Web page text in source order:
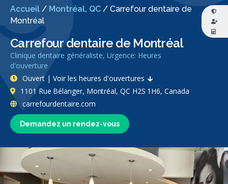
Accueil / Montréal, QC / Carrefour dentaire de
Montréal
Carrefour dentaire de Montréal
Clinique dentaire généraliste, Urgence: Heures
d'ouverture
Demandez un rendez-vous
Ouvert | Voir les heures d'ouvertures
1101 Rue Bélanger, Montréal, QC H2S 1H6, Canada
carrefourdentaire.com